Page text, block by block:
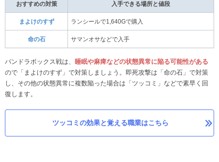
おすすめの対策 入手できる場所と値段
まよけのすず ランシールで1,640Gで購入
命の石 サマンオサなどで入手
パンドラボックス戦は、
睡眠や麻痺などの状態異常に陥る可能性がある
ので「まよけのすず」で対策しましょう。即死攻撃は「命の石」で対策
し、その他の状態異常に複数陥った場合は「ツッコミ」などで素早く回
復します。
ツッコミの効果と覚える職業はこちら